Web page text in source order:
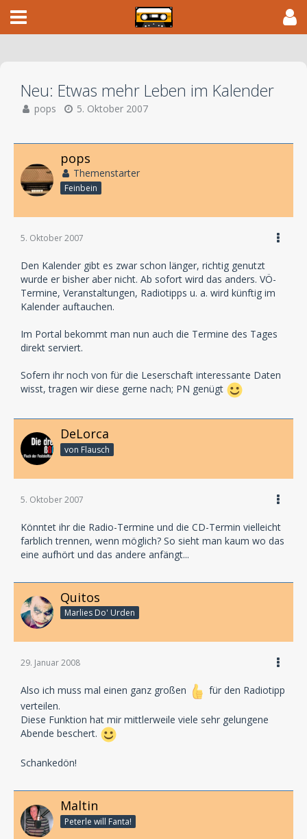
Neu: Etwas mehr Leben im Kalender
pops 5. Oktober 2007
pops
Themenstarter
Feinbein
5. Oktober 2007
Den Kalender gibt es zwar schon länger, richtig genutzt
wurde er bisher aber nicht. Ab sofort wird das anders. VÖ-
Termine, Veranstaltungen, Radiotipps u. a. wird künftig im
Kalender auftauchen.
Im Portal bekommt man nun auch die Termine des Tages
direkt serviert.
Sofern ihr noch von für die Leserschaft interessante Daten
wisst, tragen wir diese gerne nach; PN genügt
DeLorca
von Flausch
5. Oktober 2007
Könntet ihr die Radio-Termine und die CD-Termin vielleicht
farblich trennen, wenn möglich? So sieht man kaum wo das
eine aufhört und das andere anfängt...
Quitos
Marlies Do' Urden
29. Januar 2008
Also ich muss mal einen ganz großen
für den Radiotipp
verteilen.
Diese Funktion hat mir mittlerweile viele sehr gelungene
Abende beschert.
Schankedön!
Maltin
Peterle will Fanta!